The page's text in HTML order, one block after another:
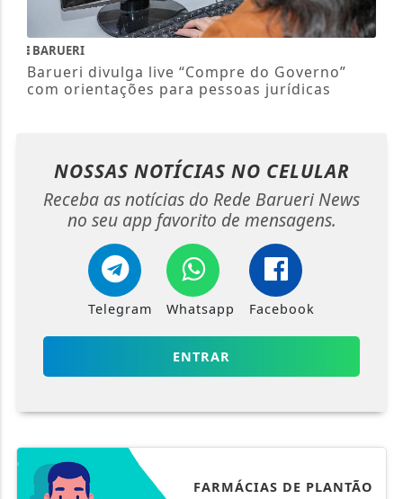
BARUERI
Barueri divulga live “Compre do Governo”
com orientações para pessoas jurídicas
NOSSAS NOTÍCIAS NO CELULAR
Receba as notícias do Rede Barueri News
no seu app favorito de mensagens.
Telegram Whatsapp Facebook
ENTRAR
FARMÁCIAS DE PLANTÃO